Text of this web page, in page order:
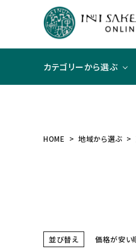
カテゴリーから選ぶ
HOME
地域から選ぶ
並び替え 価格が安い